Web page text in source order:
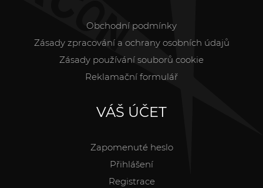
Obchodní podmínky
Zásady zpracování a ochrany osobních údajů
Zásady používání souborů cookie
Reklamační formulář
VÁŠ ÚČET
Zapomenuté heslo
Přihlášení
Registrace